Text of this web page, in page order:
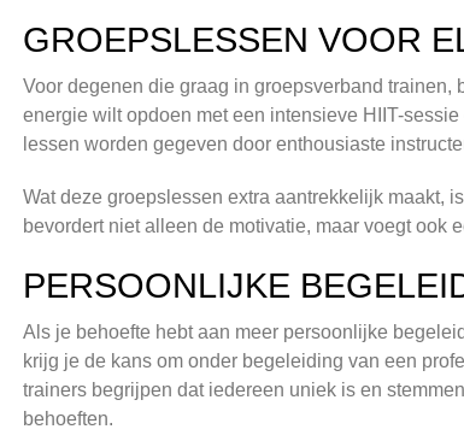
GROEPSLESSEN VOOR
Voor degenen die graag in groepsverband
energie wilt opdoen met een intensieve HIIT-
lessen worden gegeven door enthousiaste
Wat deze groepslessen extra aantrekkelijk maakt,
bevordert niet alleen de motivatie, maar voegt ook
PERSOONLIJKE
Als je behoefte hebt aan meer persoonlijke
krijg je de kans om onder begeleiding van een
trainers begrijpen dat iedereen uniek is en
behoeften.